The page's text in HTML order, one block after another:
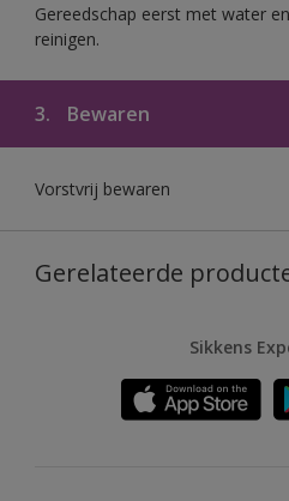
Gereedschap eerst met water
reinigen.
3. Bewaren
Vorstvrij bewaren
Gerelateerde
Sikkens